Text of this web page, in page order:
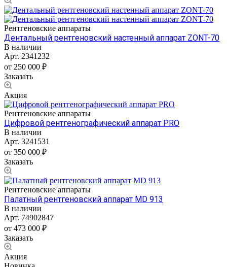
Рентгеновские аппараты
Дентальный рентгеновский настенный аппарат ZONT-70
В наличии
Арт. 2341232
от 250 000 ₽
Заказать
Акция
Рентгеновские аппараты
Цифровой рентгенографический аппарат PRO
В наличии
Арт. 3241531
от 350 000 ₽
Заказать
Рентгеновские аппараты
Палатный рентгеновский аппарат MD 913
В наличии
Арт. 74902847
от 473 000 ₽
Заказать
Акция